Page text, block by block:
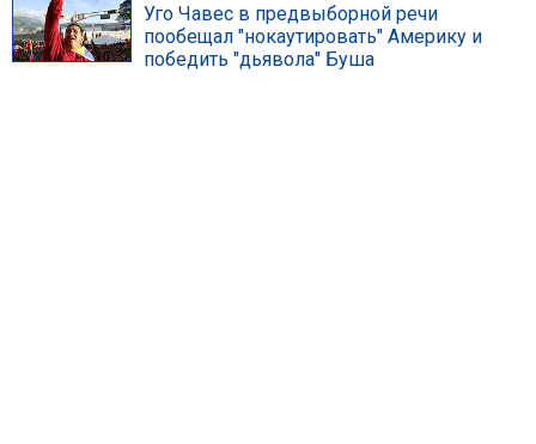
Уго Чавес в предвыборной речи
пообещал "нокаутировать" Америку и
победить "дьявола" Буша